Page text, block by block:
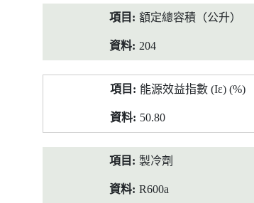
額定總容積（公升）
204
能源效益指數 (Iε) (%)
50.80
製冷劑
R600a